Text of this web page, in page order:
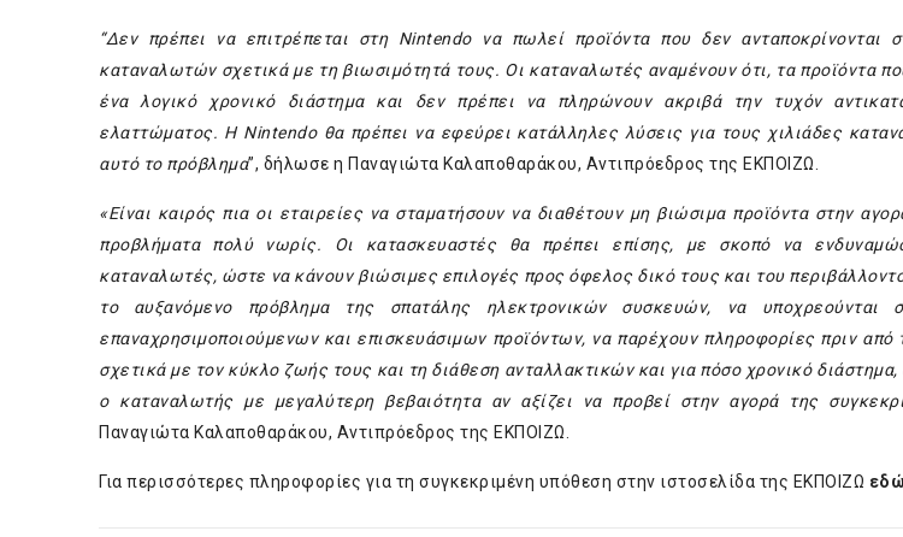
“Δεν πρέπει να επιτρέπεται στη Nintendo να πωλεί προϊόντα που δεν ανταποκρίνονται
καταναλωτών σχετικά με τη βιωσιμότητά τους. Οι καταναλωτές αναμένουν ότι, τα προϊόντα
ένα λογικό χρονικό διάστημα και δεν πρέπει να πληρώνουν ακριβά την τυχόν
ελαττώματος. Η Nintendo θα πρέπει να εφεύρει κατάλληλες λύσεις για τους χιλιάδες
αυτό το πρόβλημα”, δήλωσε η Παναγιώτα Καλαποθαράκου, Αντιπρόεδρος της ΕΚΠΟΙΖΩ.
«Είναι καιρός πια οι εταιρείες να σταματήσουν να διαθέτουν μη βιώσιμα προϊόντα στην
προβλήματα πολύ νωρίς. Οι κατασκευαστές θα πρέπει επίσης, με σκοπό να ε
καταναλωτές, ώστε να κάνουν βιώσιμες επιλογές προς όφελος δικό τους και του
το αυξανόμενο πρόβλημα της σπατάλης ηλεκτρονικών συσκευών, να υποχρεούνται
επαναχρησιμοποιούμενων και επισκευάσιμων προϊόντων, να παρέχουν πληροφορίες πριν
σχετικά με τον κύκλο ζωής τους και τη διάθεση ανταλλακτικών και για πόσο χρονικό
ο καταναλωτής με μεγαλύτερη βεβαιότητα αν αξίζει να προβεί στην αγορά της
Παναγιώτα Καλαποθαράκου, Αντιπρόεδρος της ΕΚΠΟΙΖΩ.
Για περισσότερες πληροφορίες για τη συγκεκριμένη υπόθεση στην ιστοσελίδα της ΕΚΠΟΙΖΩ εδώ